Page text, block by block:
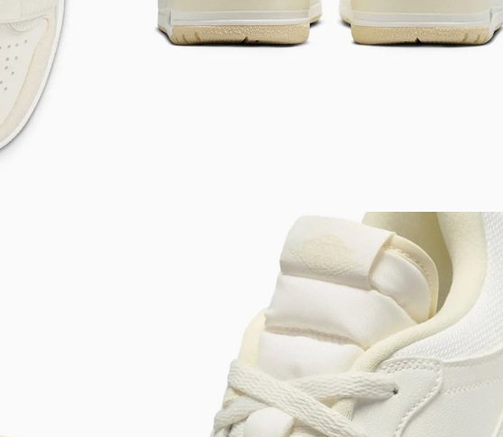
Bem-Vindo à artwalk
Para ter uma melhor experiência de compra, insira seu CEP
e veja a seleção de produtos disponíveis para sua região
BUSCAR